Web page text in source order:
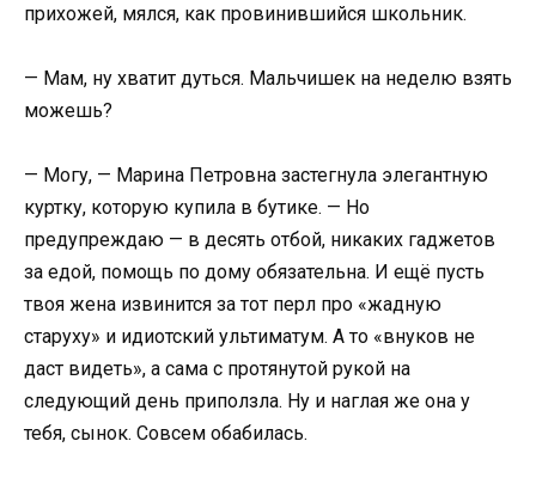
прихожей, мялся, как провинившийся школьник.
— Мам, ну хватит дуться. Мальчишек на неделю взять
можешь?
— Могу, — Марина Петровна застегнула элегантную
куртку, которую купила в бутике. — Но
предупреждаю — в десять отбой, никаких гаджетов
за едой, помощь по дому обязательна. И ещё пусть
твоя жена извинится за тот перл про «жадную
старуху» и идиотский ультиматум. А то «внуков не
даст видеть», а сама с протянутой рукой на
следующий день приползла. Ну и наглая же она у
тебя, сынок. Совсем обабилась.